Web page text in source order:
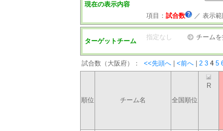
現在の表示内容
項目： 試合数 ／ 表示
ターゲットチーム
指定なし チーム
試合数（大阪府）： <<先頭へ <前へ 2 3 4 5
順位 チーム名 全国順位
R